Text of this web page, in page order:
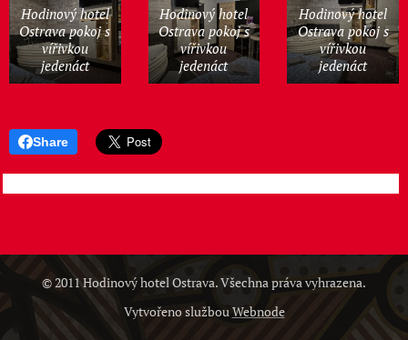
Hodinový hotel
Ostrava pokoj s
vířivkou
jedenáct
Hodinový hotel
Ostrava pokoj s
vířivkou
jedenáct
Hodinový hotel
Ostrava pokoj s
vířivkou
jedenáct
Share
© 2011 Hodinový hotel Ostrava. Všechna práva vyhrazena.
Vytvořeno službouWebnode